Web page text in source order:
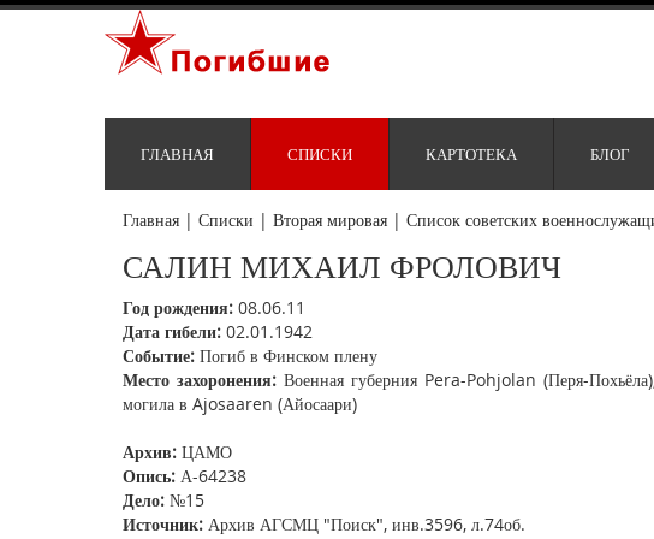
ГЛАВНАЯ СПИСКИ КАРТОТЕКА БЛОГ
Главная | Списки | Вторая мировая | Список советских
САЛИН МИХАИЛ ФРОЛОВИЧ
Год рождения: 08.06.11
Дата гибели: 02.01.1942
Событие: Погиб в Финском плену
Место захоронения: Военная губерния Pera-Pohjolan (Перя-
могила в Ajosaaren (Айосаари)
Архив: ЦАМО
Опись: А-64238
Дело: №15
Источник: Архив АГСМЦ "Поиск", инв.3596, л.74об.